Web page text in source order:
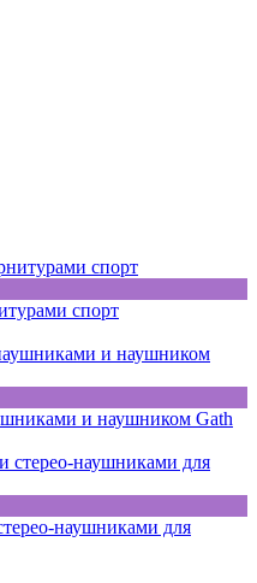
спорт
и наушником Gath
наушниками для